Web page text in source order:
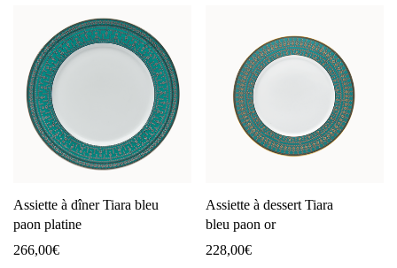
Assiette à dîner Tiara bleu
paon platine
266,00€
Assiette à dessert Tiara
bleu paon or
228,00€